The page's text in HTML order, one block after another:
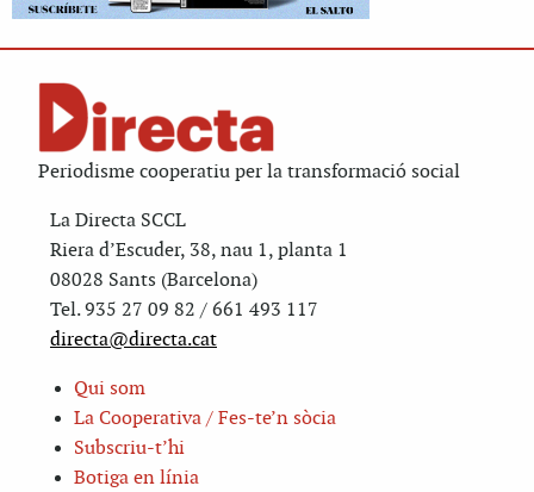
Periodisme cooperatiu per la transformació social
La Directa SCCL
Riera d’Escuder, 38, nau 1, planta 1
08028 Sants (Barcelona)
Tel. 935 27 09 82 / 661 493 117
directa@directa.cat
Qui som
La Cooperativa / Fes-te’n sòcia
Subscriu-t’hi
Botiga en línia